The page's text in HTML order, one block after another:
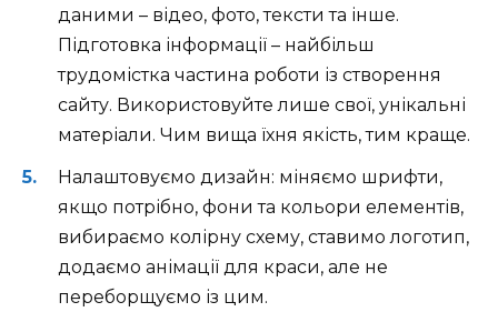
даними – відео, фото, тексти та інше.
Підготовка інформації – найбільш
трудомістка частина роботи із створення
сайту. Використовуйте лише свої, унікальні
матеріали. Чим вища їхня якість, тим краще.
Налаштовуємо дизайн: міняємо шрифти,
якщо потрібно, фони та кольори елементів,
вибираємо колірну схему, ставимо логотип,
додаємо анімації для краси, але не
переборщуємо із цим.